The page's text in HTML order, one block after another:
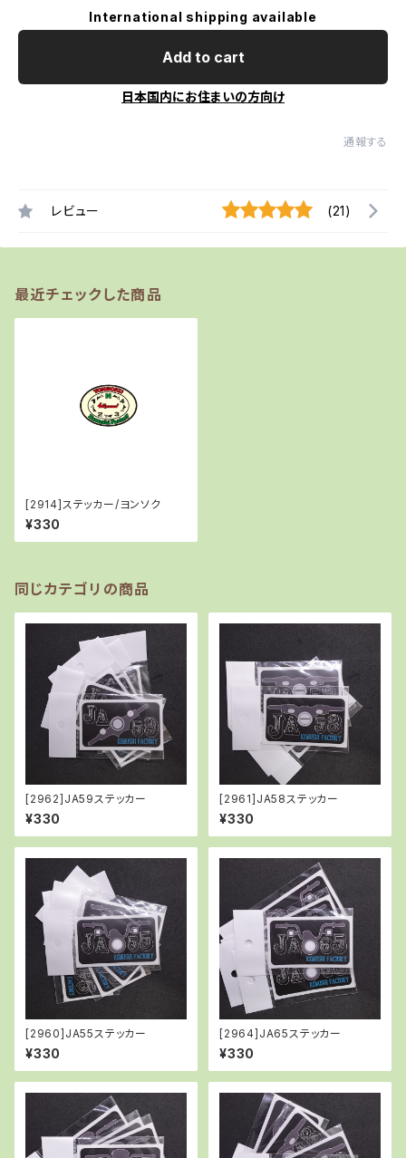
International shipping available
Add to cart
日本国内にお住まいの方向け
通報する
レビュー (21)
最近チェックした商品
[2914]ステッカー/ヨンソク
¥330
同じカテゴリの商品
[2962]JA59ステッカー
¥330
[2961]JA58ステッカー
¥330
[2960]JA55ステッカー
¥330
[2964]JA65ステッカー
¥330